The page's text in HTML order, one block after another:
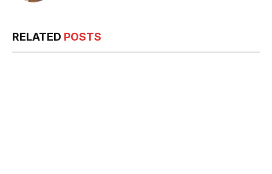
RELATED POSTS